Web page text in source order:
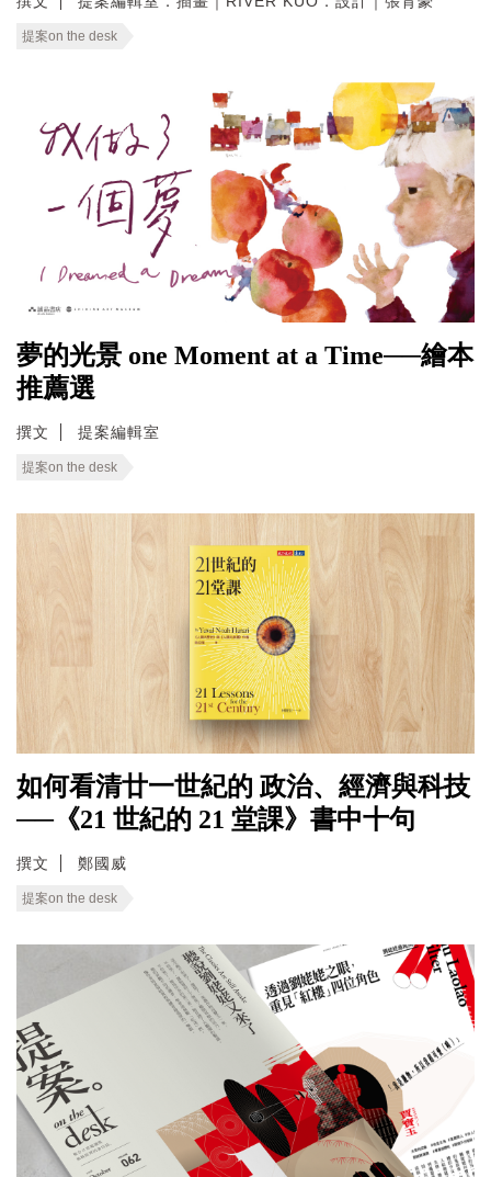
提案on the desk
夢的光景 one Moment at a Time──繪本
推薦選
撰文 提案編輯室
提案on the desk
如何看清廿一世紀的 政治、經濟與科技
──《21 世紀的 21 堂課》書中十句
撰文 鄭國威
提案on the desk